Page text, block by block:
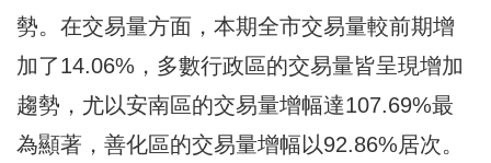
勢。在交易量方面，本期全市交易量較前期增
加了14.06%，多數行政區的交易量皆呈現增加
趨勢，尤以安南區的交易量增幅達107.69%最
為顯著，善化區的交易量增幅以92.86%居次。